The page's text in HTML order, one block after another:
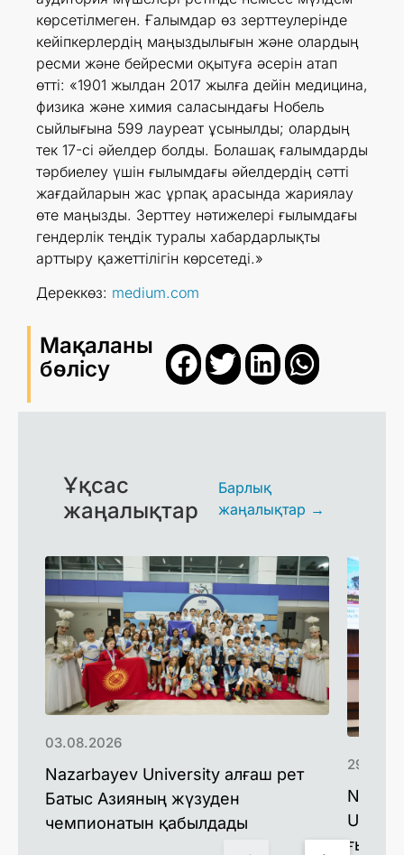
көрсетілмеген. Ғалымдар өз зерттеулерінде
кейіпкерлердің маңыздылығын және олардың
ресми және бейресми оқытуға әсерін атап
өтті: «1901 жылдан 2017 жылға дейін медицина,
физика және химия саласындағы Нобель
сыйлығына 599 лауреат ұсынылды; олардың
тек 17-сі әйелдер болды. Болашақ ғалымдарды
тәрбиелеу үшін ғылымдағы әйелдердің сәтті
жағдайларын жас ұрпақ арасында жариялау
өте маңызды. Зерттеу нәтижелері ғылымдағы
гендерлік теңдік туралы хабардарлықты
арттыру қажеттілігін көрсетеді.»
Дереккөз: medium.com
Мақаланы
бөлісу
Ұқсас
жаңалықтар
Барлық
жаңалықтар →
Nazarbayev University алғаш рет
Батыс Азияның жүзуден
чемпионатын қабылдады
03.08.2026